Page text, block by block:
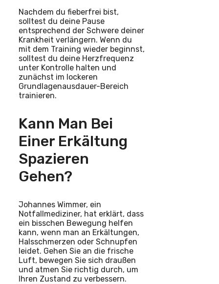
Nachdem du fieberfrei bist,
solltest du deine Pause
entsprechend der Schwere deiner
Krankheit verlängern. Wenn du
mit dem Training wieder beginnst,
solltest du deine Herzfrequenz
unter Kontrolle halten und
zunächst im lockeren
Grundlagenausdauer-Bereich
trainieren.
Kann Man Bei
Einer Erkältung
Spazieren
Gehen?
Johannes Wimmer, ein
Notfallmediziner, hat erklärt, dass
ein bisschen Bewegung helfen
kann, wenn man an Erkältungen,
Halsschmerzen oder Schnupfen
leidet. Gehen Sie an die frische
Luft, bewegen Sie sich draußen
und atmen Sie richtig durch, um
Ihren Zustand zu verbessern.